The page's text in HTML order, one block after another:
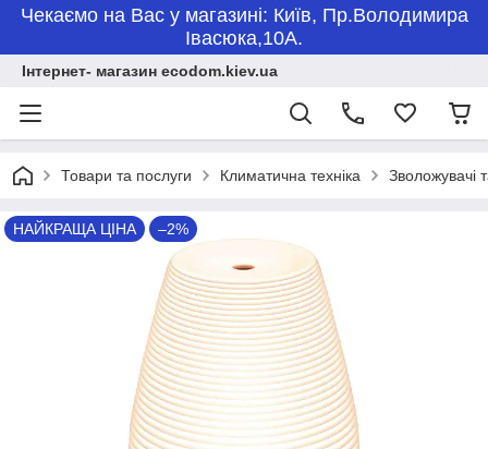
Чекаємо на Вас у магазині: Київ, Пр.Володимира
Івасюка,10А.
Інтернет- магазин ecodom.kiev.ua
Товари та послуги Климатична техніка Зволожувачі
НАЙКРАЩА ЦІНА –2%